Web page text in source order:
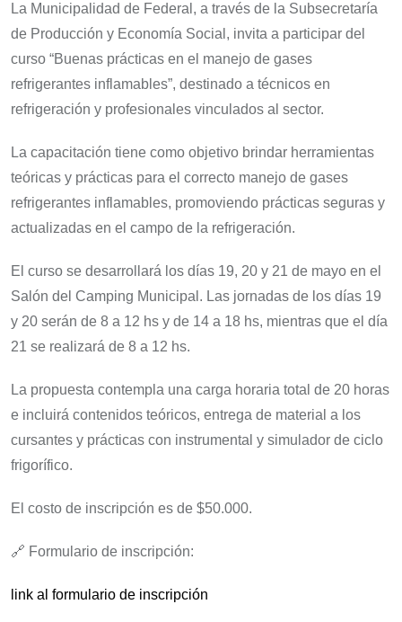
La Municipalidad de Federal, a través de la Subsecretaría
de Producción y Economía Social, invita a participar del
curso “Buenas prácticas en el manejo de gases
refrigerantes inflamables”, destinado a técnicos en
refrigeración y profesionales vinculados al sector.
La capacitación tiene como objetivo brindar herramientas
teóricas y prácticas para el correcto manejo de gases
refrigerantes inflamables, promoviendo prácticas seguras y
actualizadas en el campo de la refrigeración.
El curso se desarrollará los días 19, 20 y 21 de mayo en el
Salón del Camping Municipal. Las jornadas de los días 19
y 20 serán de 8 a 12 hs y de 14 a 18 hs, mientras que el día
21 se realizará de 8 a 12 hs.
La propuesta contempla una carga horaria total de 20 horas
e incluirá contenidos teóricos, entrega de material a los
cursantes y prácticas con instrumental y simulador de ciclo
frigorífico.
El costo de inscripción es de $50.000.
🔗 Formulario de inscripción:
link al formulario de inscripción